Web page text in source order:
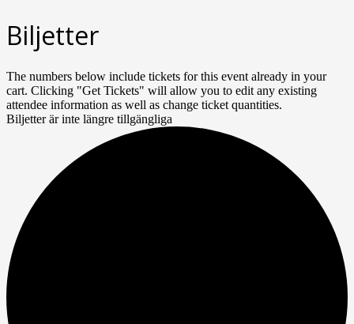
Biljetter
The numbers below include tickets for this event already in your
cart. Clicking "Get Tickets" will allow you to edit any existing
attendee information as well as change ticket quantities.
Biljetter är inte längre tillgängliga